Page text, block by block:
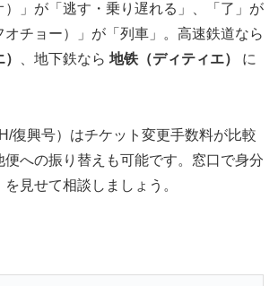
）」が「逃す・乗り遅れる」、「了」が
オチョー）」が「列車」。高速鉄道なら
、地下鉄なら 地铁（ディティエ）
に
復興号）はチケット変更手数料が比較
便への振り替えも可能です。窓口で身分
見せて相談しましょう。